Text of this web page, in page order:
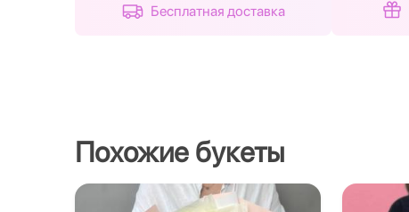
Бесплатная доставка
Похожие букеты